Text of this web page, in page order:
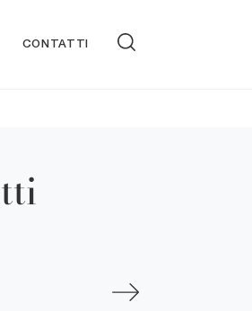
CONTATTI